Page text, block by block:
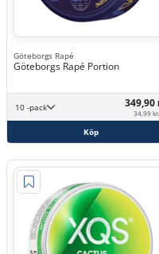
Göteborgs Rapé
Göteborgs Rapé Portion
10 -pack 349,90
34,99
Köp